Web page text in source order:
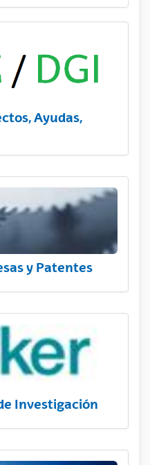
Ayudas,
y Patentes
Investigación